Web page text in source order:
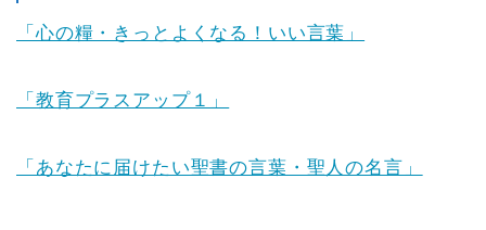
「心の糧・きっとよくなる！いい言葉」
「教育プラスアップ１」
「あなたに届けたい聖書の言葉・聖人の名言」